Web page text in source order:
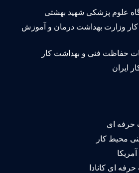
علوم پزشکی شهید بهشتی
وزارت بهداشت درمان و آموزش
حفاظت فنی و بهداشت کار
ای
کار
ای کانادا